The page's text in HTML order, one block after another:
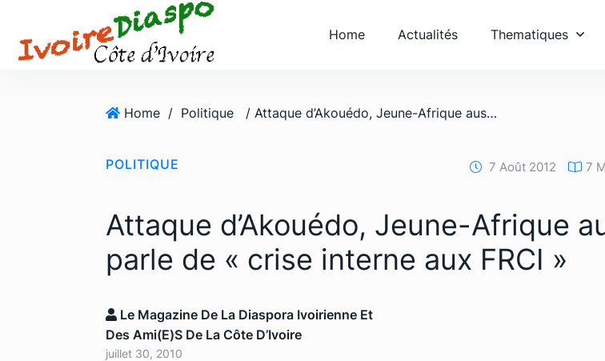
Home Actualités Thematiques
Home / Politique / Attaque d’Akouédo, Jeune-Afrique aussi parle de « crise interne aux FRCI »
POLITIQUE 7 Août 2012 7
Attaque d’Akouédo, Jeune-Afrique
parle de « crise interne aux FRCI »
Le Magazine De La Diaspora Ivoirienne Et
Des Ami(e)s De La Côte D’Ivoire
juillet 30, 2010